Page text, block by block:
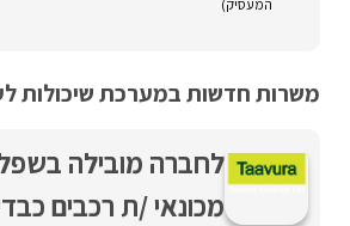
המעסיק)
משרות חדשות במערכת שיכולות
לחברה מובילה
מכונאי /ת רכבים